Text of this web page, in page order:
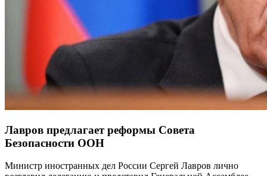
Лавров предлагает реформы Совета
Безопасности ООН
Министр иностранных дел России Сергей Лавров лично